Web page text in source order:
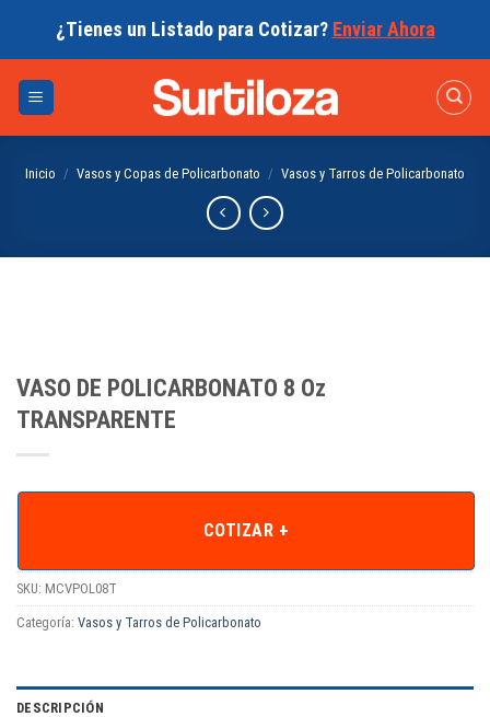
¿Tienes un Listado para Cotizar? Enviar Ahora
Inicio / Vasos y Copas de Policarbonato / Vasos y Tarros de Policarbonato
VASO DE POLICARBONATO 8 Oz
TRANSPARENTE
COTIZAR +
SKU: MCVPOL08T
Categoría: Vasos y Tarros de Policarbonato
DESCRIPCIÓN